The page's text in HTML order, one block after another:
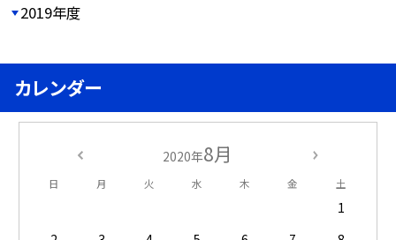
2019年度
カレンダー
2020年8月
日 月 火 水 木 金 土
1